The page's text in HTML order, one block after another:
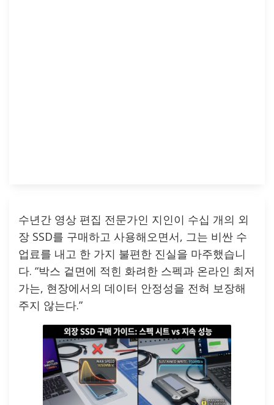
수년간 영상 편집 전문가인 지인이 수십 개의 외
장 SSD를 구매하고 사용해오면서, 그는 비싼 수
업료를 내고 한 가지 불편한 진실을 마주했습니
다. “박스 겉면에 적힌 화려한 스펙과 온라인 최저
가는, 현장에서의 데이터 안정성을 전혀 보장해
주지 않는다.”